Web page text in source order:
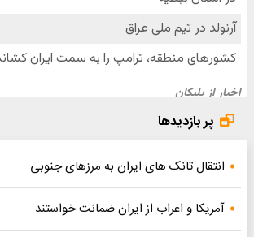
پر بازدیدها
انتقال تانک های ایران به مرزهای جنوبی
آمریکا و اعراب از ایران ضمانت خواستند